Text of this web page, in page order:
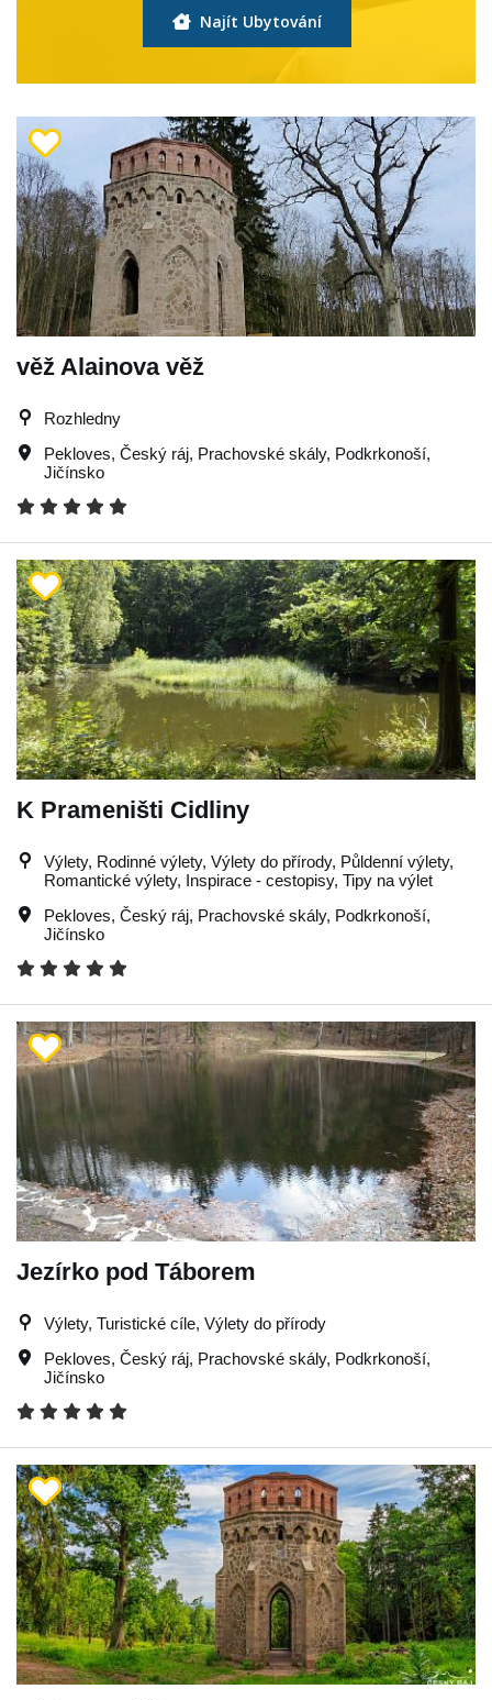
Najít Ubytování
věž Alainova věž
Rozhledny
Pekloves, Český ráj, Prachovské skály, Podkrkonoší,
Jičínsko
K Prameništi Cidliny
Výlety, Rodinné výlety, Výlety do přírody, Půldenní výlety,
Romantické výlety, Inspirace - cestopisy, Tipy na výlet
Pekloves, Český ráj, Prachovské skály, Podkrkonoší,
Jičínsko
Jezírko pod Táborem
Výlety, Turistické cíle, Výlety do přírody
Pekloves, Český ráj, Prachovské skály, Podkrkonoší,
Jičínsko